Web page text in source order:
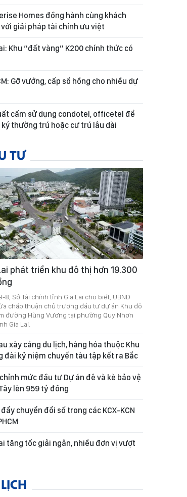
Homes đồng hành cùng khách
với giải pháp tài chính ưu việt
Khu “đất vàng” K200 chính thức có
Gỡ vướng, cấp sổ hồng cho nhiều dự
cấm sử dụng condotel, officetel để
thường trú hoặc cư trú lâu dài
TƯ
phát triển khu đô thị hơn 19.300
8, Sở Tài chính tỉnh Gia Lai cho biết, UBND
chấp thuận chủ trương đầu tư dự án Khu đô
đường Hùng Vương tại phường Quy Nhơn
Gia Lai.
xây cảng du lịch, hàng hóa thuộc Khu
đài kỷ niệm chuyến tàu tập kết ra Bắc
mức đầu tư Dự án đê và kè bảo vệ
lên 959 tỷ đồng
chuyển đổi số trong các KCX-KCN
tăng tốc giải ngân, nhiều đơn vị vượt